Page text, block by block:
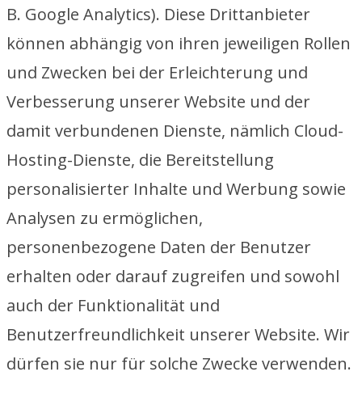
B. Google Analytics). Diese Drittanbieter
können abhängig von ihren jeweiligen Rollen
und Zwecken bei der Erleichterung und
Verbesserung unserer Website und der
damit verbundenen Dienste, nämlich Cloud-
Hosting-Dienste, die Bereitstellung
personalisierter Inhalte und Werbung sowie
Analysen zu ermöglichen,
personenbezogene Daten der Benutzer
erhalten oder darauf zugreifen und sowohl
auch der Funktionalität und
Benutzerfreundlichkeit unserer Website. Wir
dürfen sie nur für solche Zwecke verwenden.